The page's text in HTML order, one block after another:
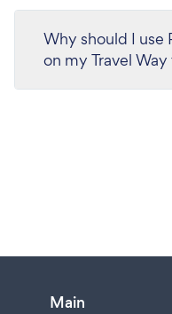
Why should I use
on my Travel
Main